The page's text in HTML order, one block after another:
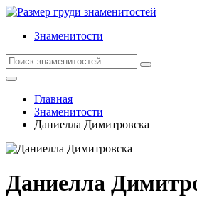
Знаменитости
Главная
Знаменитости
Даниелла Димитровска
Даниелла